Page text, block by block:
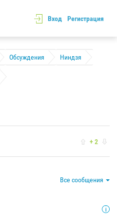
Вход Регистрация
Обсуждения Ниндзя
+ 2
Все сообщения